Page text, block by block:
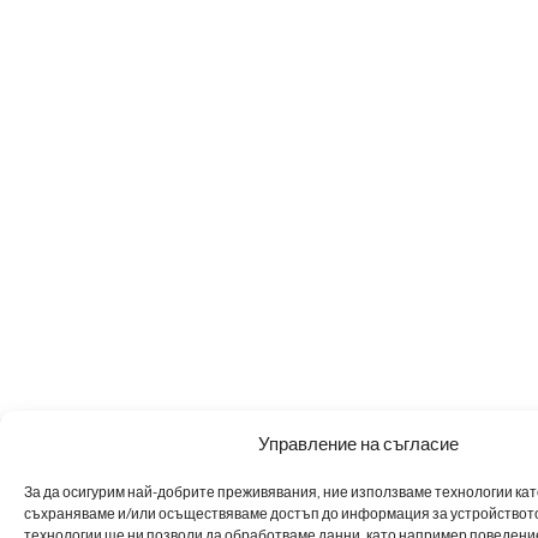
Управление на съгласие
За да осигурим най-добрите преживявания, ние използваме технологии
съхраняваме и/или осъществяваме достъп до информация за